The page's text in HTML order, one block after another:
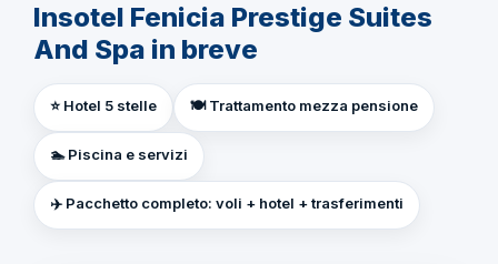
Insotel Fenicia Prestige Suites
And Spa in breve
⭐ Hotel 5 stelle 🍽️ Trattamento mezza pensione
🏊 Piscina e servizi
✈️ Pacchetto completo: voli + hotel + trasferimenti